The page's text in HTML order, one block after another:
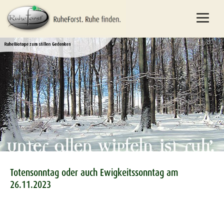
Totensonntag oder auch Ewigkeitssonntag am
26.11.2023